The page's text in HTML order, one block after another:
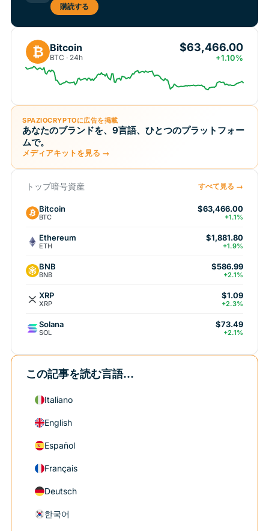
購読する
₿ Bitcoin
BTC · 24h
$63,466.00
+1.10%
SPAZIOCRYPTOに広告を掲載
あなたのブランドを、9言語、ひとつのプラットフォー
ムで。
メディアキットを見る →
トップ暗号資産 すべて見る →
Bitcoin
BTC
$63,466.00
+1.1%
Ethereum
ETH
$1,881.80
+1.9%
BNB
BNB
$586.99
+2.1%
XRP
XRP
$1.09
+2.3%
Solana
SOL
$73.49
+2.1%
この記事を読む言語...
Italiano
English
Español
Français
Deutsch
한국어